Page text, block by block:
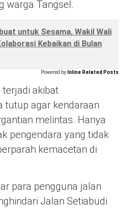
warga Tangsel.
untuk Sesama, Wakil Wali
Kebaikan di Bulan
Powered by Inline Related Posts
terjadi akibat
tutup agar kendaraan
melintas. Hanya
pengendara yang tidak
kemacetan di
para pengguna jalan
Jalan Setiabudi